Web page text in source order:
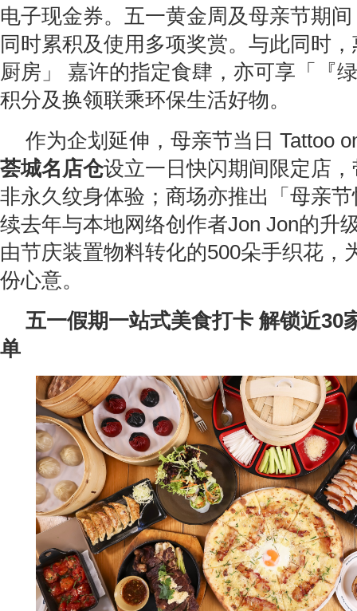
电子现金券。五一黄金周及母亲节期
同时累积及使用多项奖赏。与此同时
厨房」 嘉许的指定食肆，亦可享「『
积分及换领联乘环保生活好物。
作为企划延伸，母亲节当日 Tattoo
荟城名店仓设立一日快闪期间限定店
非永久纹身体验；商场亦推出「母亲
续去年与本地网络创作者Jon Jon的升
由节庆装置物料转化的500朵手织花，
份心意。
五一假期一站式美食打卡 解锁近30
单